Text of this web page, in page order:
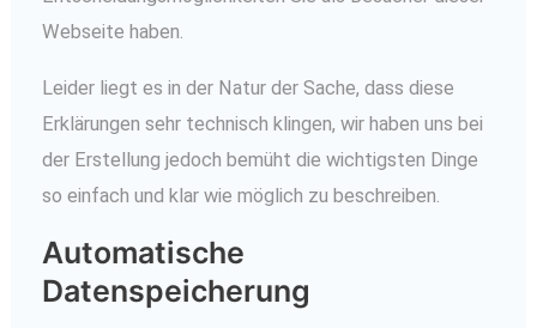
Webseite haben.
Leider liegt es in der Natur der Sache, dass diese
Erklärungen sehr technisch klingen, wir haben uns bei
der Erstellung jedoch bemüht die wichtigsten Dinge
so einfach und klar wie möglich zu beschreiben.
Automatische
Datenspeicherung